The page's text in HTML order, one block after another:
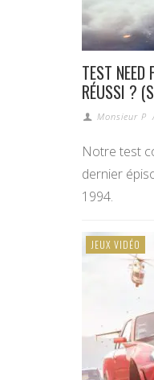
TEST NEED
RÉUSSI ?
Monsieur P
Notre test
dernier
1994.
JEUX VIDÉO